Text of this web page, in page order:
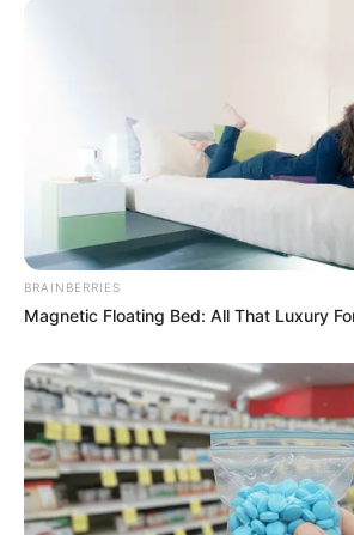
BRAINBERRIES
Magnetic Floating Bed: All That Luxury